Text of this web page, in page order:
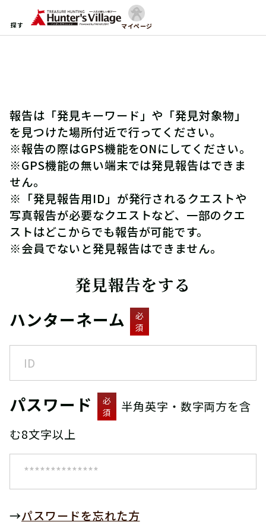
探す マイページ
報告は「発見キーワード」や「発見対象物」
を見つけた場所付近で行ってください。
※報告の際はGPS機能をONにしてください。
※GPS機能の無い端末では発見報告はできま
せん。
※「発見報告用ID」が発行されるクエストや
写真報告が必要なクエストなど、一部のクエ
ストはどこからでも報告が可能です。
※会員でないと発見報告はできません。
発見報告をする
ハンターネーム
必
須
パスワード
必
須
半角英字・数字両方を含
む8文字以上
→パスワードを忘れた方